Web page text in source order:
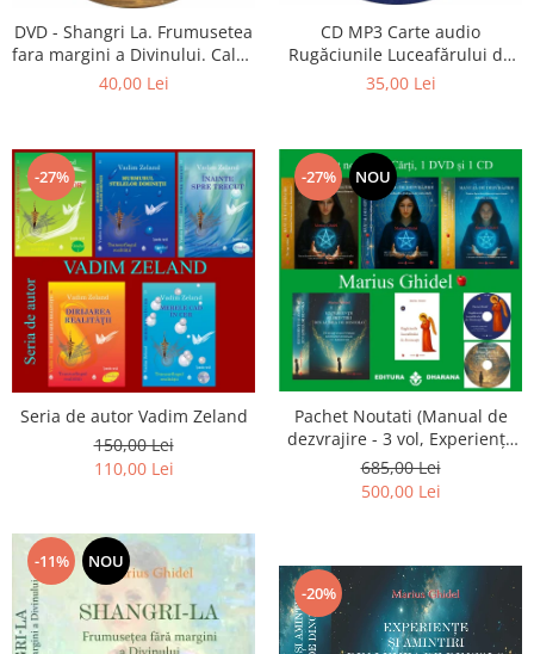
DVD - Shangri La. Frumusetea
fara margini a Divinului. Calea
catre fericire
40,00 Lei
CD MP3 Carte audio
Rugăciunile Luceafărului de
dimineață
35,00 Lei
-27%
Seria de autor Vadim Zeland
150,00 Lei
110,00 Lei
-27% NOU
Pachet Noutati (Manual de
dezvrajire - 3 vol, Experiențe
și amintiri, Rugăciunile
Luceafarului de dimineata) -
Marius Ghidel
685,00 Lei
500,00 Lei
-11% NOU
-20%